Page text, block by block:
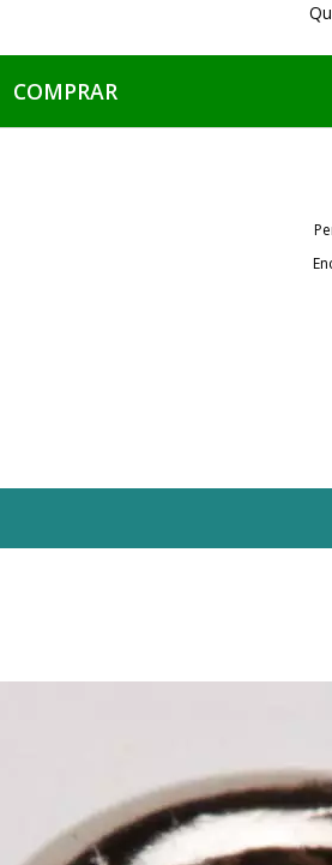
COMPRAR